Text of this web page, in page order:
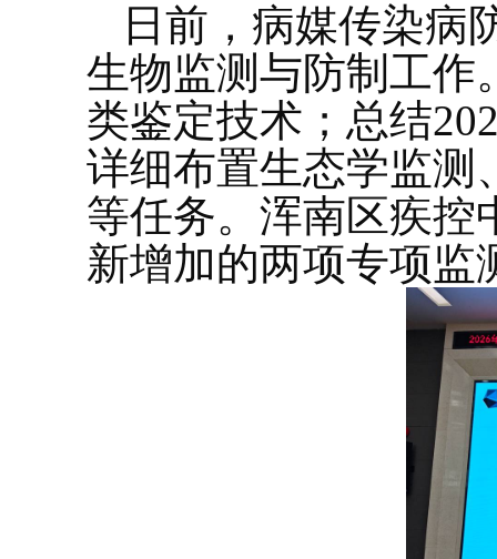
日前，病媒传染病
生物监测与防制工作
类鉴定技术；总结
详细布置生态学监测
等任务。浑南区疾控
新增加的两项专项监